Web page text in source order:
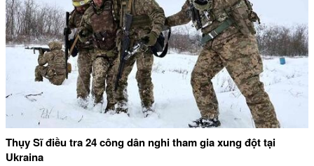
Thụy Sĩ điều tra 24 công dân nghi tham gia xung đột tại
Ukraina